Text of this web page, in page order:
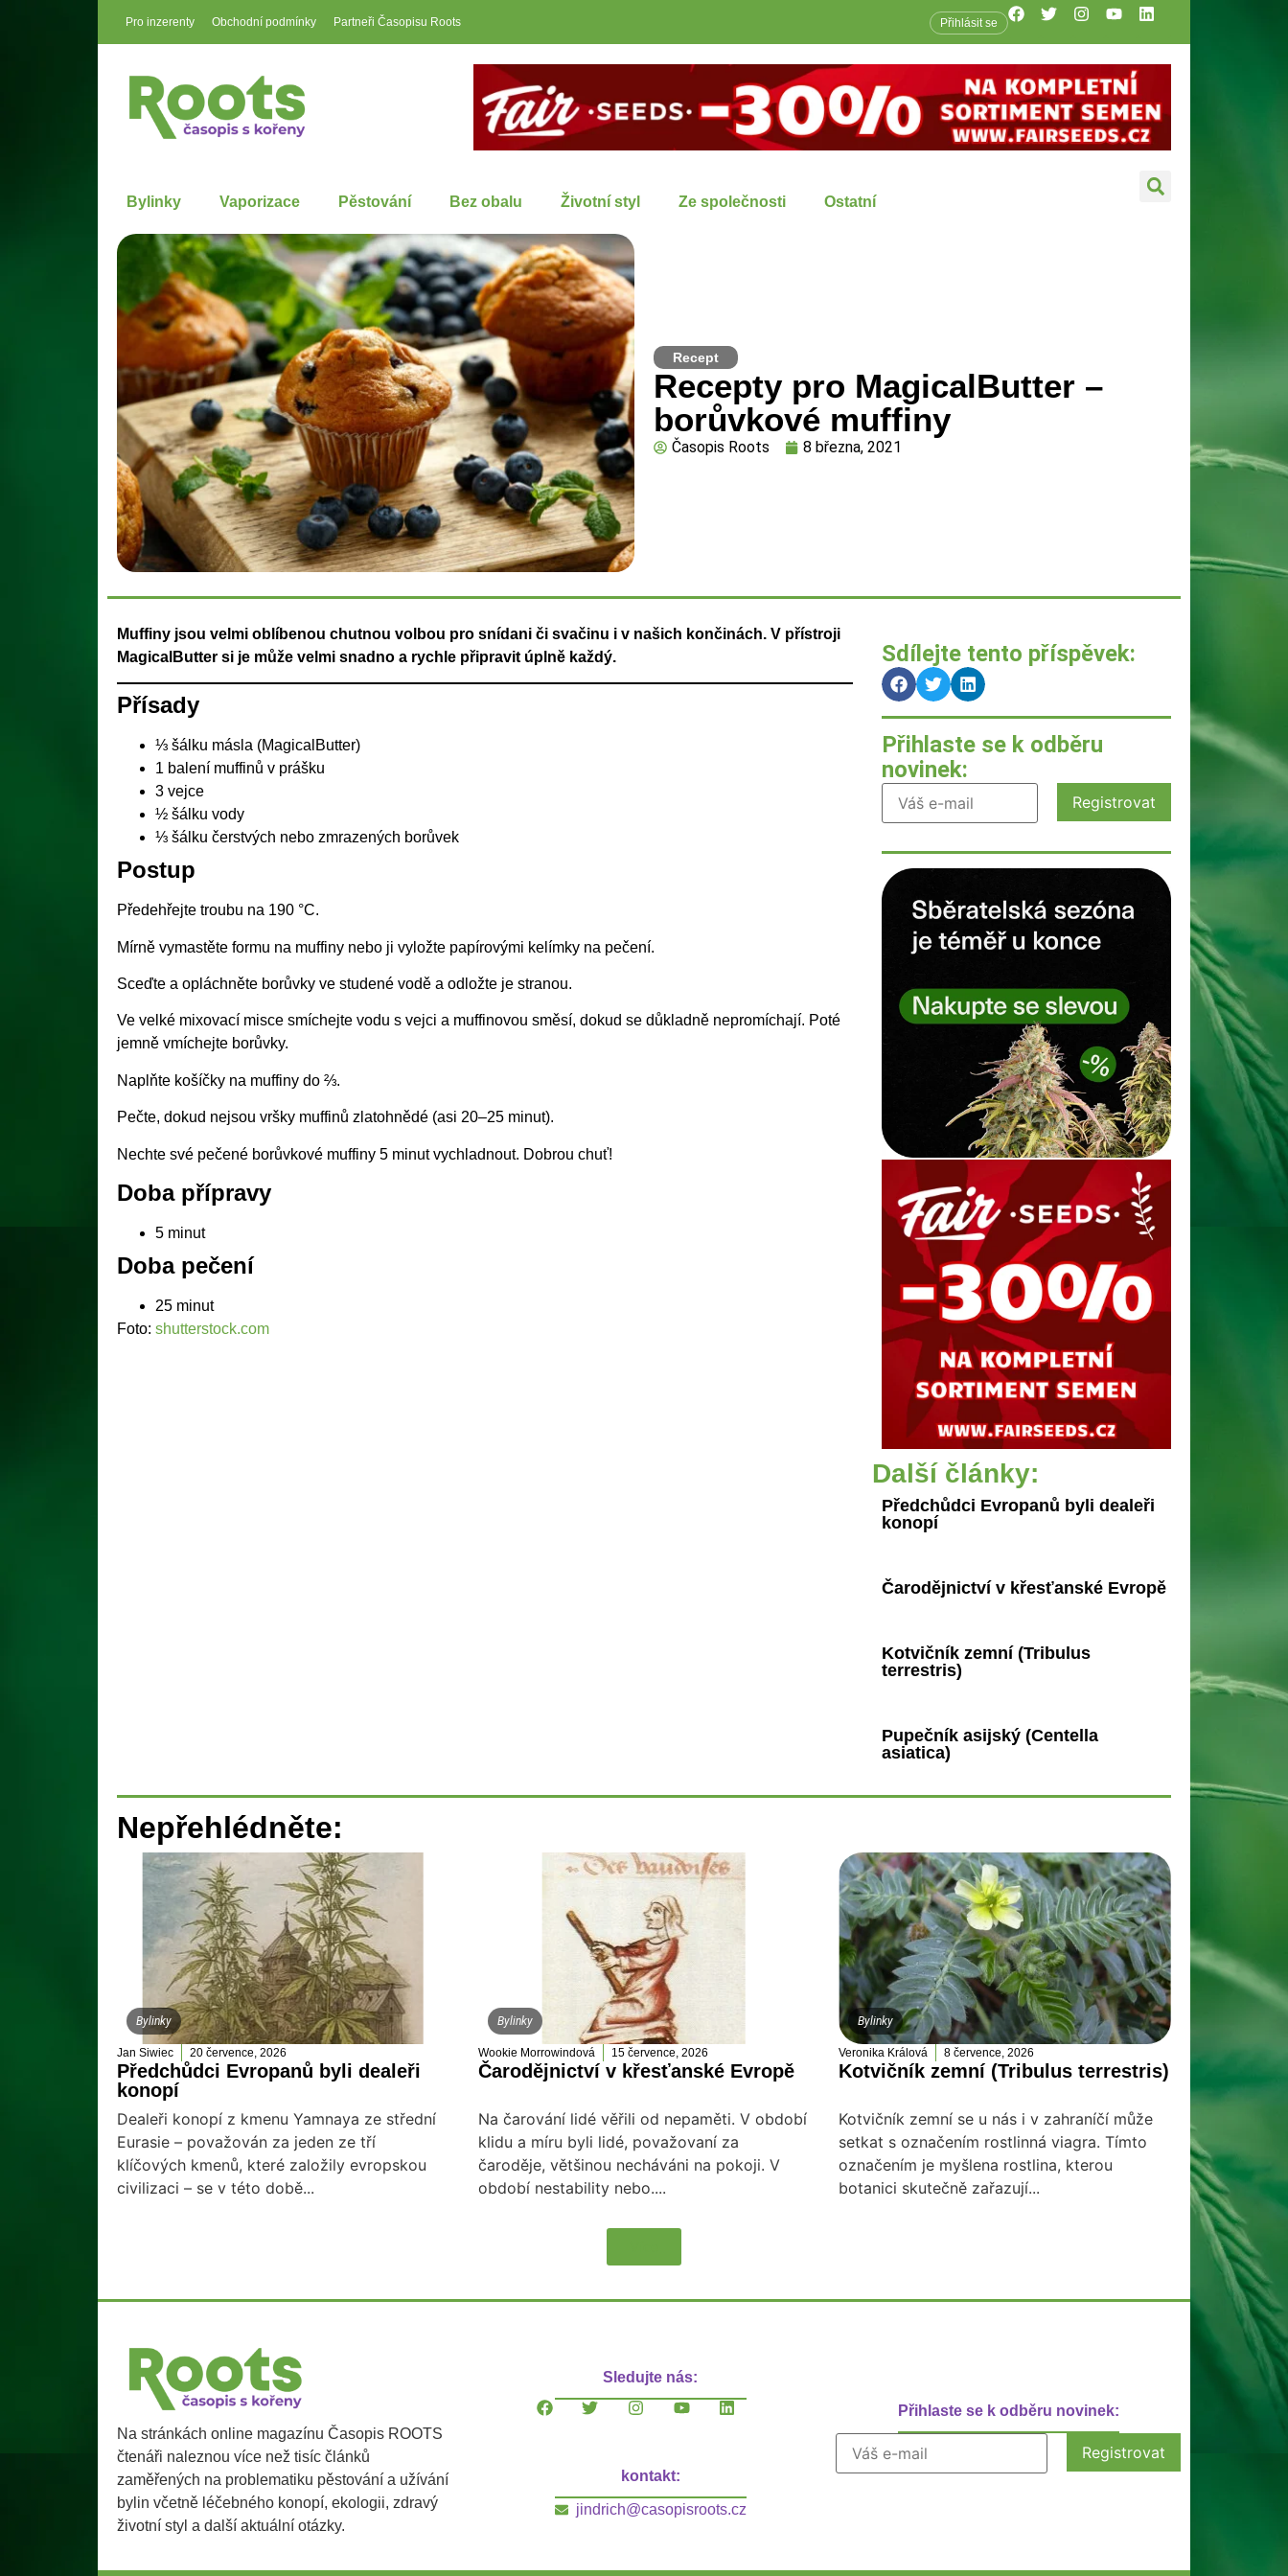
Pro inzerenty Obchodní podmínky Partneři Časopisu Roots Přihlásit se
Bylinky Vaporizace Pěstování Bez obalu Životní styl Ze společnosti Ostatní
Recept
Recepty pro MagicalButter –
borůvkové muffiny
Časopis Roots 8 března, 2021
Muffiny jsou velmi oblíbenou chutnou volbou pro snídani či svačinu i v našich končinách. V přístroji
MagicalButter si je může velmi snadno a rychle připravit úplně každý.
Přísady
⅓ šálku másla (MagicalButter)
1 balení muffinů v prášku
3 vejce
½ šálku vody
⅓ šálku čerstvých nebo zmrazených borůvek
Postup
Předehřejte troubu na 190 °C.
Mírně vymastěte formu na muffiny nebo ji vyložte papírovými kelímky na pečení.
Sceďte a opláchněte borůvky ve studené vodě a odložte je stranou.
Ve velké mixovací misce smíchejte vodu s vejci a muffinovou směsí, dokud se důkladně nepromíchají. Poté
jemně vmíchejte borůvky.
Naplňte košíčky na muffiny do ⅔.
Pečte, dokud nejsou vršky muffinů zlatohnědé (asi 20–25 minut).
Nechte své pečené borůvkové muffiny 5 minut vychladnout. Dobrou chuť!
Doba přípravy
5 minut
Doba pečení
25 minut
Foto: shutterstock.com
Sdílejte tento příspěvek:
Přihlaste se k odběru
novinek:
Další články:
Předchůdci Evropanů byli dealeři
konopí
Čarodějnictví v křesťanské Evropě
Kotvičník zemní (Tribulus
terrestris)
Pupečník asijský (Centella
asiatica)
Nepřehlédněte:
Bylinky
Jan Siwiec 20 července, 2026
Předchůdci Evropanů byli dealeři
konopí
Dealeři konopí z kmenu Yamnaya ze střední
Eurasie – považován za jeden ze tří
klíčových kmenů, které založily evropskou
civilizaci – se v této době...
Bylinky
Wookie Morrowindová 15 července, 2026
Čarodějnictví v křesťanské Evropě
Na čarování lidé věřili od nepaměti. V období
klidu a míru byli lidé, považovaní za
čaroděje, většinou necháváni na pokoji. V
období nestability nebo....
Bylinky
Veronika Králová 8 července, 2026
Kotvičník zemní (Tribulus terrestris)
Kotvičník zemní se u nás i v zahraníčí může
setkat s označením rostlinná viagra. Tímto
označením je myšlena rostlina, kterou
botanici skutečně zařazují...
Na stránkách online magazínu Časopis ROOTS
čtenáři naleznou více než tisíc článků
zaměřených na problematiku pěstování a užívání
bylin včetně léčebného konopí, ekologii, zdravý
životní styl a další aktuální otázky.
Sledujte nás:
kontakt:
jindrich@casopisroots.cz
Přihlaste se k odběru novinek: